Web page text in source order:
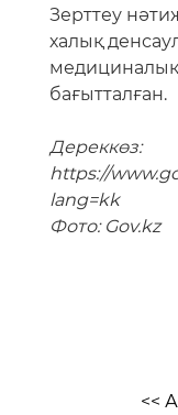
Зерттеу
халық
бағытталған.
Дереккөз:
https://
lang=kk
Фото: Gov.kz
<<